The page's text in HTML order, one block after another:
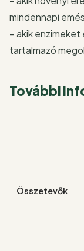
mindennapi
– akik
tartalmazó
További
Összetevők